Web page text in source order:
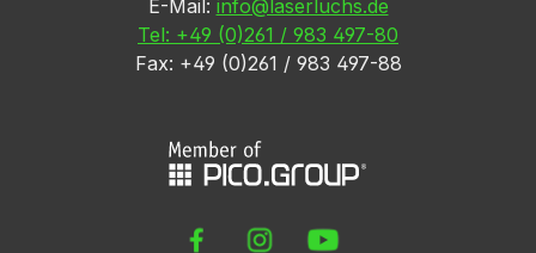
E-Mail: info@laserluchs.de
Tel: +49 (0)261 / 983 497-80
Fax: +49 (0)261 / 983 497-88